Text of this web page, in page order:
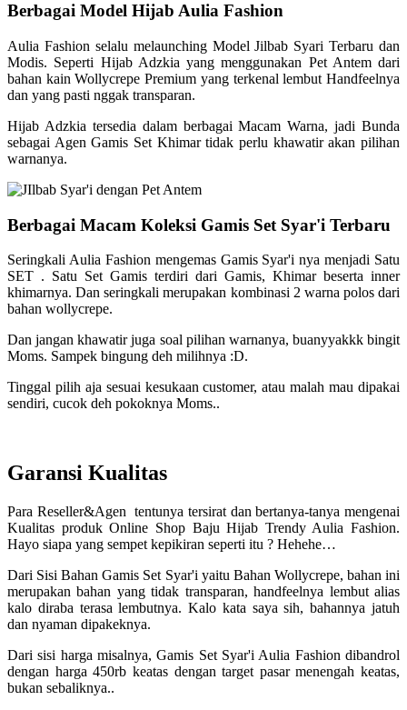
Berbagai Model Hijab Aulia Fashion
Aulia Fashion selalu melaunching Model Jilbab Syari Terbaru dan
Modis. Seperti Hijab Adzkia yang menggunakan Pet Antem dari
bahan kain Wollycrepe Premium yang terkenal lembut Handfeelnya
dan yang pasti nggak transparan.
Hijab Adzkia tersedia dalam berbagai Macam Warna, jadi Bunda
sebagai Agen Gamis Set Khimar tidak perlu khawatir akan pilihan
warnanya.
Berbagai Macam Koleksi Gamis Set Syar'i Terbaru
Seringkali Aulia Fashion mengemas Gamis Syar'i nya menjadi Satu
SET . Satu Set Gamis terdiri dari Gamis, Khimar beserta inner
khimarnya. Dan seringkali merupakan kombinasi 2 warna polos dari
bahan wollycrepe.
Dan jangan khawatir juga soal pilihan warnanya, buanyyakkk bingit
Moms. Sampek bingung deh milihnya :D.
Tinggal pilih aja sesuai kesukaan customer, atau malah mau dipakai
sendiri, cucok deh pokoknya Moms..
Garansi Kualitas
Para Reseller&Agen tentunya tersirat dan bertanya-tanya mengenai
Kualitas produk Online Shop Baju Hijab Trendy Aulia Fashion.
Hayo siapa yang sempet kepikiran seperti itu ? Hehehe…
Dari Sisi Bahan Gamis Set Syar'i yaitu Bahan Wollycrepe, bahan ini
merupakan bahan yang tidak transparan, handfeelnya lembut alias
kalo diraba terasa lembutnya. Kalo kata saya sih, bahannya jatuh
dan nyaman dipakeknya.
Dari sisi harga misalnya, Gamis Set Syar'i Aulia Fashion dibandrol
dengan harga 450rb keatas dengan target pasar menengah keatas,
bukan sebaliknya..